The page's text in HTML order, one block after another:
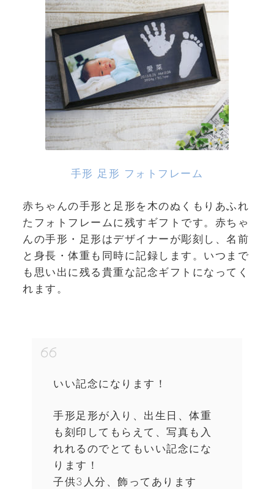
手形 足形 フォトフレーム
赤ちゃんの手形と足形を木のぬくもりあふれ
たフォトフレームに残すギフトです。赤ちゃ
んの手形・足形はデザイナーが彫刻し、名前
と身長・体重も同時に記録します。いつまで
も思い出に残る貴重な記念ギフトになってく
れます。
いい記念になります！
手形足形が入り、出生日、体重
も刻印してもらえて、写真も入
れれるのでとてもいい記念にな
ります！
子供3人分、飾ってあります